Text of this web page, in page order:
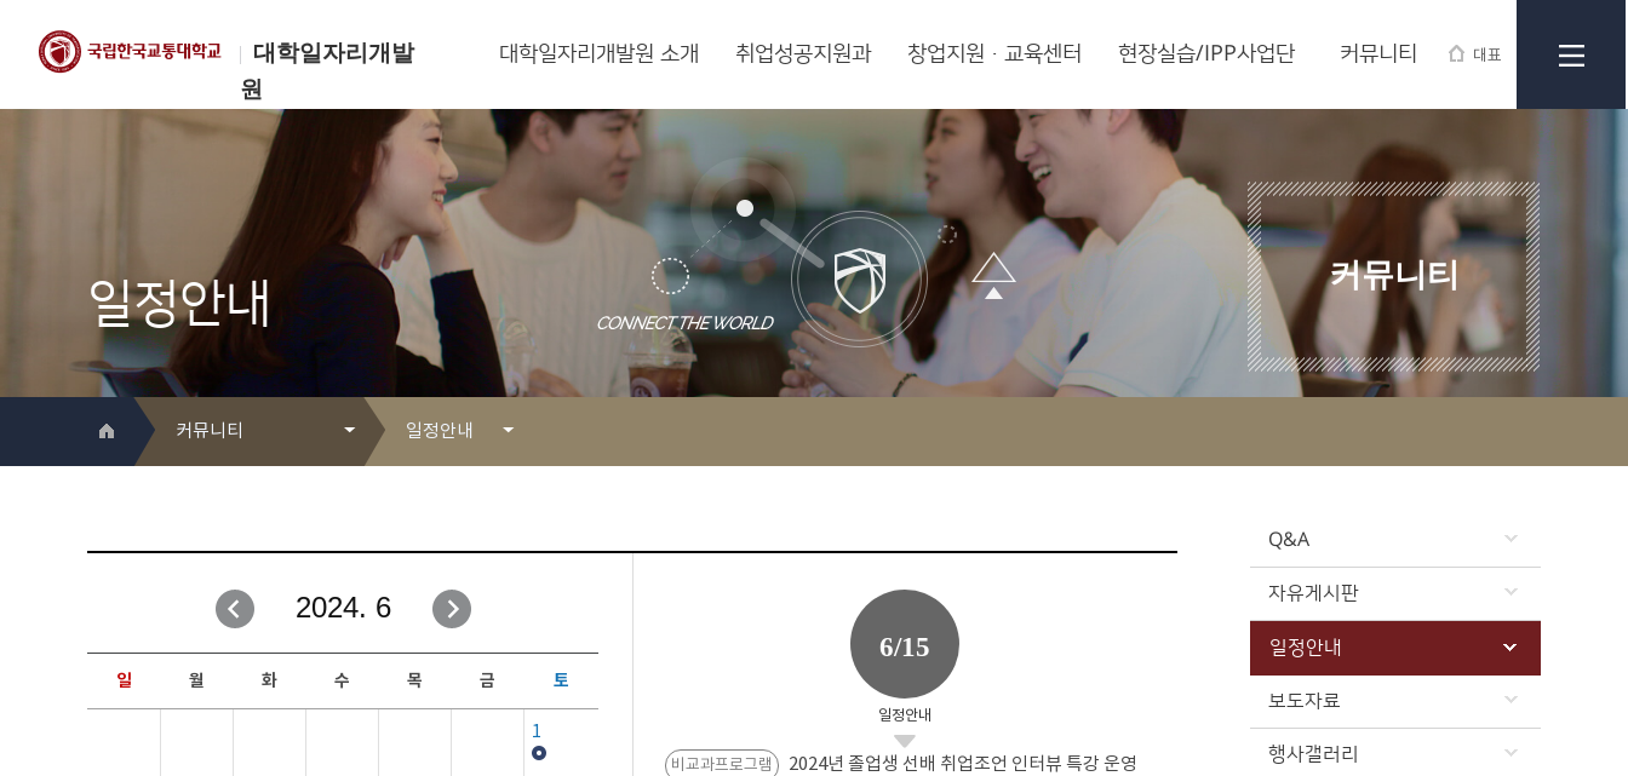
대학일자리개발
원
대표
한국교통대학교
대학일자리개발원
대학일자리개발원 소개 취업성공지원과 창업지원·교육센터 현장실습/IPP사업단 커뮤니티
일정안내
커뮤니티
커뮤니티
취업성공지원과
창업지원·교육센터
현장실습/IPP사업단
커뮤니티
일정안내
자유게시판
일정안내
보도자료
행사갤러리
Q&A
자유게시판
일정안내
보도자료
행사갤러리
2024. 6
일 월 화 수 목 금 토
1
6/15
일정안내
비교과프로그램 2024년 졸업생 선배 취업조언 인터뷰 특강 운영